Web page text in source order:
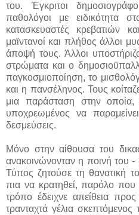
του. Έγκριτοι
παθολόγοι με ειδικότητα
κατασκευαστές κρεβατιών
μαϊντανοί και πλήθος άλλοι
άποψή τους. Άλλοι
στρώματα και ο
παγκοσμιοποίηση, το
και η πανσέληνος. Τους
μια παράσταση στην οποία,
υποχρεωμένος να
δεσμεύσεις.
Μόνο στην αίθουσα του
ανακοινώνονταν η ποινή του
Τύπος ζητούσε τη θανατική
πια να κρατηθεί, παρόλο που
τρόπο έδειχνε απείθεια
τρανταχτά γέλια